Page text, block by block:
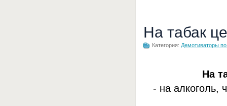
На табак
Категория: Демотиваторы
На
- на алкоголь,